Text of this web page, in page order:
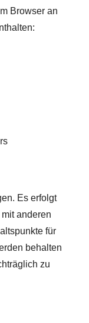
Browser an
Es erfolgt
anderen
für
behalten
zu